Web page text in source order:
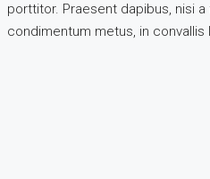
porttitor. Praesent dapibus, nisi
condimentum metus, in convallis